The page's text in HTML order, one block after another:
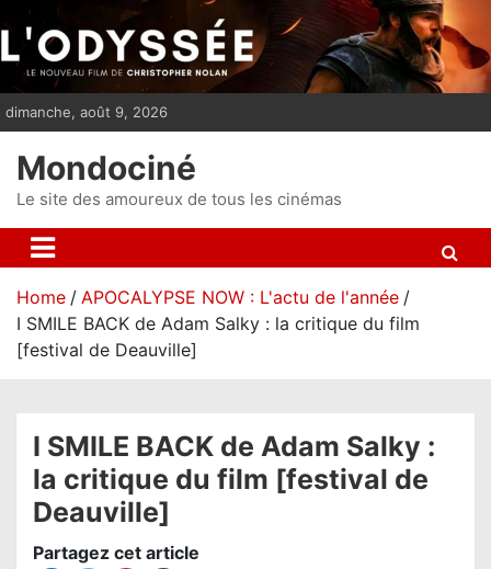
i
p
t
n
dimanche, août 9, 2026
Mondociné
Le site des amoureux de tous les cinémas
Home
APOCALYPSE NOW : L'actu de l'année
I SMILE BACK de Adam Salky : la critique du film
[festival de Deauville]
I SMILE BACK de Adam Salky :
la critique du film [festival de
Deauville]
Partagez cet article